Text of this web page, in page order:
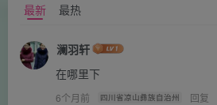
最新 最热
澜羽轩
在哪里下
6个月前 四川省凉山彝族自治州 回复